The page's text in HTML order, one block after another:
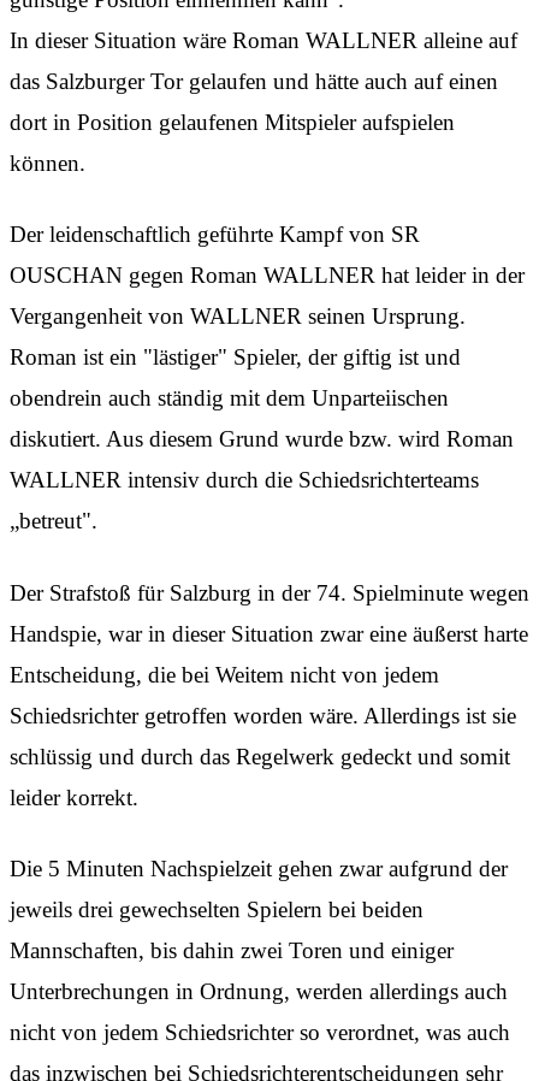
In dieser Situation wäre Roman WALLNER alleine auf
das Salzburger Tor gelaufen und hätte auch auf einen
dort in Position gelaufenen Mitspieler aufspielen
können.
Der leidenschaftlich geführte Kampf von SR
OUSCHAN gegen Roman WALLNER hat leider in der
Vergangenheit von WALLNER seinen Ursprung.
Roman ist ein "lästiger" Spieler, der giftig ist und
obendrein auch ständig mit dem Unparteiischen
diskutiert. Aus diesem Grund wurde bzw. wird Roman
WALLNER intensiv durch die Schiedsrichterteams
„betreut".
Der Strafstoß für Salzburg in der 74. Spielminute wegen
Handspie, war in dieser Situation zwar eine äußerst harte
Entscheidung, die bei Weitem nicht von jedem
Schiedsrichter getroffen worden wäre. Allerdings ist sie
schlüssig und durch das Regelwerk gedeckt und somit
leider korrekt.
Die 5 Minuten Nachspielzeit gehen zwar aufgrund der
jeweils drei gewechselten Spielern bei beiden
Mannschaften, bis dahin zwei Toren und einiger
Unterbrechungen in Ordnung, werden allerdings auch
nicht von jedem Schiedsrichter so verordnet, was auch
das inzwischen bei Schiedsrichterentscheidungen sehr